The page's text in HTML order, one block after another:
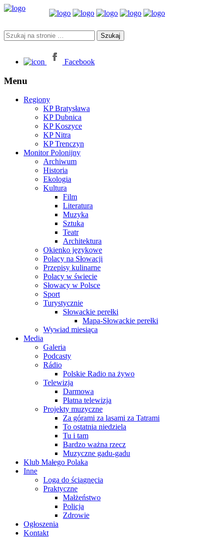
Facebook
Menu
Regiony
KP Bratysława
KP Dubnica
KP Koszyce
KP Nitra
KP Trenczyn
Monitor Polonijny
Archiwum
Historia
Ekologia
Kultura
Film
Literatura
Muzyka
Sztuka
Teatr
Architektura
Okienko językowe
Polacy na Słowacji
Przepisy kulinarne
Polacy w świecie
Słowacy w Polsce
Sport
Turystycznie
Słowackie perełki
Mapa-Słowackie perełki
Wywiad miesiąca
Media
Galeria
Podcasty
Rádio
Polskie Radio na żywo
Telewizja
Darmowa
Płatna telewizja
Projekty muzyczne
Za górami za lasami za Tatrami
To ostatnia niedziela
Tu i tam
Bardzo ważna rzecz
Muzyczne gadu-gadu
Klub Małego Polaka
Inne
Loga do ściągnęcia
Praktyczne
Małżeństwo
Policja
Zdrowie
Ogłoszenia
Kontakt